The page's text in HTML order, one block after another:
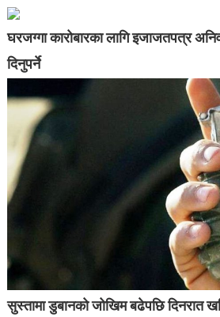
घरजग्गा कारोबारका लागि इजाजतपत्र
दिनुपर्ने
सुस्तामा डुबानको जोखिम बढेपछि दिनरात